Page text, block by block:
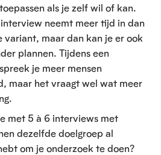
als je zelf wil of kan.
neemt meer tijd in dan
variant, maar dan kan je er ook
plannen. Tijdens een
je meer mensen
maar het vraagt wel wat meer
met 5 à 6 interviews met
dezelfde doelgroep al
om je onderzoek te doen?